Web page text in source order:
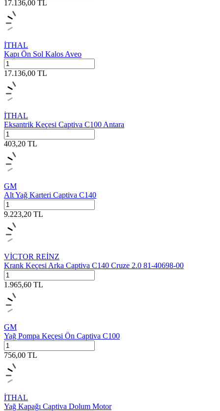
17.136,00 TL
İTHAL
Kapı Ön Sol Kalos Aveo
17.136,00 TL
İTHAL
Eksantrik Keçesi Captiva C100 Antara
403,20 TL
GM
Alt Yağ Karteri Captiva C140
9.223,20 TL
VİCTOR REİNZ
Krank Keçesi Arka Captiva C140 Cruze 2.0 81-40698-00
1.965,60 TL
GM
Yağ Pompa Keçesi Ön Captiva C100
756,00 TL
İTHAL
Yağ Kapağı Captiva Dolum Motor